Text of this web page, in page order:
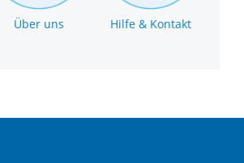
Über uns Hilfe & Kontakt